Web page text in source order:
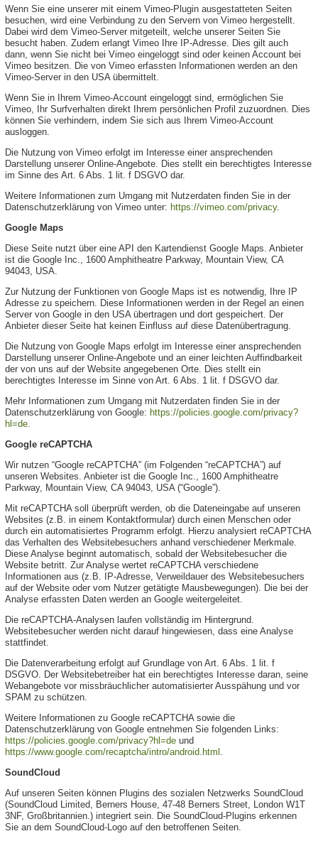
Wenn Sie eine unserer mit einem Vimeo-Plugin ausgestatteten Seiten
besuchen, wird eine Verbindung zu den Servern von Vimeo hergestellt.
Dabei wird dem Vimeo-Server mitgeteilt, welche unserer Seiten Sie
besucht haben. Zudem erlangt Vimeo Ihre IP-Adresse. Dies gilt auch
dann, wenn Sie nicht bei Vimeo eingeloggt sind oder keinen Account bei
Vimeo besitzen. Die von Vimeo erfassten Informationen werden an den
Vimeo-Server in den USA übermittelt.
Wenn Sie in Ihrem Vimeo-Account eingeloggt sind, ermöglichen Sie
Vimeo, Ihr Surfverhalten direkt Ihrem persönlichen Profil zuzuordnen. Dies
können Sie verhindern, indem Sie sich aus Ihrem Vimeo-Account
ausloggen.
Die Nutzung von Vimeo erfolgt im Interesse einer ansprechenden
Darstellung unserer Online-Angebote. Dies stellt ein berechtigtes Interesse
im Sinne des Art. 6 Abs. 1 lit. f DSGVO dar.
Weitere Informationen zum Umgang mit Nutzerdaten finden Sie in der
Datenschutzerklärung von Vimeo unter: https://vimeo.com/privacy.
Google Maps
Diese Seite nutzt über eine API den Kartendienst Google Maps. Anbieter
ist die Google Inc., 1600 Amphitheatre Parkway, Mountain View, CA
94043, USA.
Zur Nutzung der Funktionen von Google Maps ist es notwendig, Ihre IP
Adresse zu speichern. Diese Informationen werden in der Regel an einen
Server von Google in den USA übertragen und dort gespeichert. Der
Anbieter dieser Seite hat keinen Einfluss auf diese Datenübertragung.
Die Nutzung von Google Maps erfolgt im Interesse einer ansprechenden
Darstellung unserer Online-Angebote und an einer leichten Auffindbarkeit
der von uns auf der Website angegebenen Orte. Dies stellt ein
berechtigtes Interesse im Sinne von Art. 6 Abs. 1 lit. f DSGVO dar.
Mehr Informationen zum Umgang mit Nutzerdaten finden Sie in der
Datenschutzerklärung von Google: https://policies.google.com/privacy?
hl=de
Google reCAPTCHA
Wir nutzen “Google reCAPTCHA” (im Folgenden “reCAPTCHA”) auf
unseren Websites. Anbieter ist die Google Inc., 1600 Amphitheatre
Parkway, Mountain View, CA 94043, USA (“Google”).
Mit reCAPTCHA soll überprüft werden, ob die Dateneingabe auf unseren
Websites (z.B. in einem Kontaktformular) durch einen Menschen oder
durch ein automatisiertes Programm erfolgt. Hierzu analysiert reCAPTCHA
das Verhalten des Websitebesuchers anhand verschiedener Merkmale.
Diese Analyse beginnt automatisch, sobald der Websitebesucher die
Website betritt. Zur Analyse wertet reCAPTCHA verschiedene
Informationen aus (z.B. IP-Adresse, Verweildauer des Websitebesuchers
auf der Website oder vom Nutzer getätigte Mausbewegungen). Die bei der
Analyse erfassten Daten werden an Google weitergeleitet.
Die reCAPTCHA-Analysen laufen vollständig im Hintergrund.
Websitebesucher werden nicht darauf hingewiesen, dass eine Analyse
stattfindet.
Die Datenverarbeitung erfolgt auf Grundlage von Art. 6 Abs. 1 lit. f
DSGVO. Der Websitebetreiber hat ein berechtigtes Interesse daran, seine
Webangebote vor missbräuchlicher automatisierter Ausspähung und vor
SPAM zu schützen.
Weitere Informationen zu Google reCAPTCHA sowie die
Datenschutzerklärung von Google entnehmen Sie folgenden Links:
https://policies.google.com/privacy?hl=de und
https://www.google.com/recaptcha/intro/android.html
SoundCloud
Auf unseren Seiten können Plugins des sozialen Netzwerks SoundCloud
(SoundCloud Limited, Berners House, 47-48 Berners Street, London W1T
3NF, Großbritannien.) integriert sein. Die SoundCloud-Plugins erkennen
Sie an dem SoundCloud-Logo auf den betroffenen Seiten.